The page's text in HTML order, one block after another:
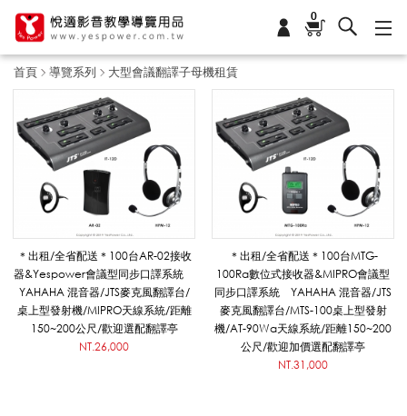
0
首頁 導覽系列 大型會議翻譯子母機租賃
大
型
會
議
＊出租/全省配送＊100台AR-02接收
器&Yespower會議型同步口譯系統
YAHAHA 混音器/JTS麥克風翻譯台/
桌上型發射機/MIPRO天線系統/距離
150~200公尺/歡迎選配翻譯亭
NT.26,000
＊出租/全省配送＊100台MTG-
100Ra數位式接收器&MIPRO會議型
同步口譯系統 YAHAHA 混音器/JTS
麥克風翻譯台/MTS-100桌上型發射
機/AT-90Wa天線系統/距離150~200
公尺/歡迎加價選配翻譯亭
NT.31,000